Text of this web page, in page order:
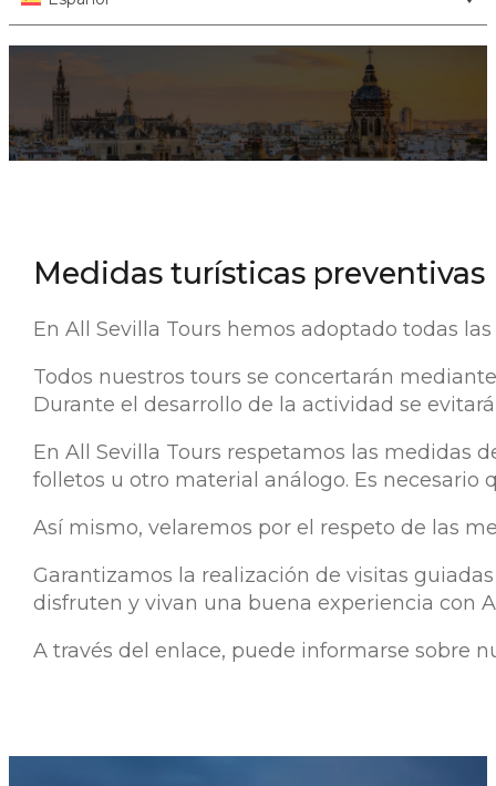
Medidas turísticas preventivas
En All Sevilla Tours hemos adoptado todas
Todos nuestros tours se concertarán
Durante el desarrollo de la actividad se
En All Sevilla Tours respetamos las medidas
folletos u otro material análogo. Es
Así mismo, velaremos por el respeto de las
Garantizamos la realización de visitas
disfruten y vivan una buena experiencia con
A través del enlace, puede informarse sobre